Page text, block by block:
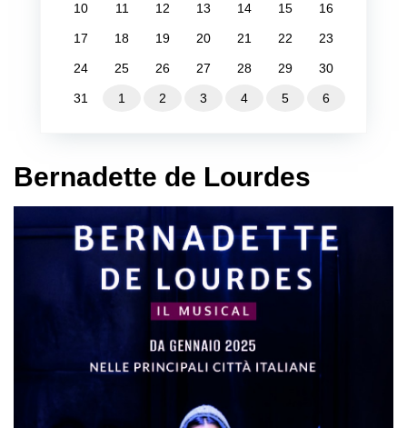
10 11 12 13 14 15 16
17 18 19 20 21 22 23
24 25 26 27 28 29 30
31 1 2 3 4 5 6
Bernadette de Lourdes